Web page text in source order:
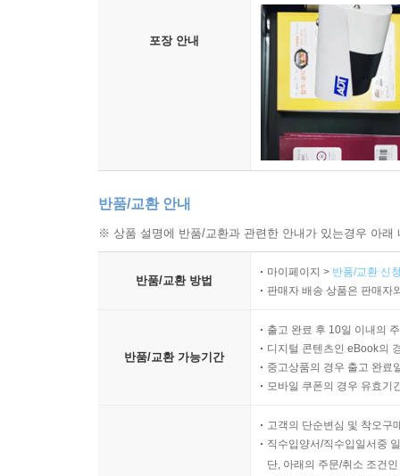
포장 안내
반품/교환 안내
※ 상품 설명에 반품/교환과 관련한 안내가 있는경우 아
반품/교환 방법
마이페이지 > 반품/교환 신
판매자 배송 상품은 판매자
반품/교환 가능기간
출고 완료 후 10일 이내의
디지털 콘텐츠인 eBook의
중고상품의 경우 출고 완료
모바일 쿠폰의 경우 유효기
고객의 단순변심 및 착오구
직수입양서/직수입일서중
단, 아래의 주문/취소 조건